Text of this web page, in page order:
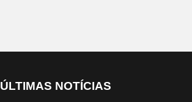
ÚLTIMAS NOTÍCIAS